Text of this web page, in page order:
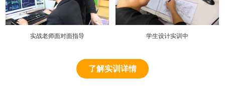
实战老师面对面指导 学生设计实训中
了解实训详情